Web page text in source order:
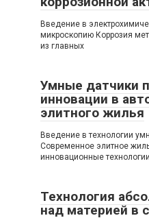
Введение в
микроскопию Коррозия
из главных
Умные датчики
инновации в
элитного жилья
Введение в технологии
Современное элитное
инновационные
Технология
над материей в